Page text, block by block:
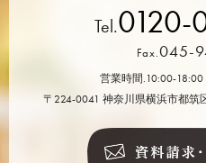
Tel.0120-
Fax.045-
営業時間.10:00-
〒224-0041 神奈川県横浜市都筑